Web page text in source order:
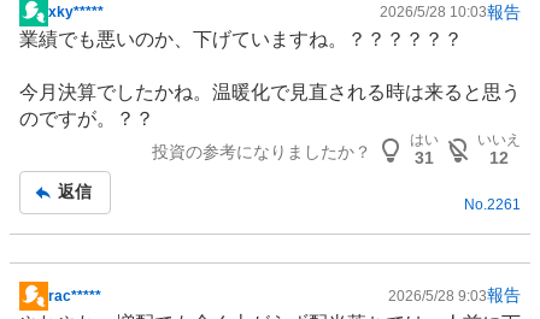
掲
示
記
事
xky***** 2026/5/28 10:03報告
業績でも悪いのか、下げていますね。？？？？？？
今月決算でしたかね。温暖化で見直される時は来ると思う
のですが。？？
投資の参考になりましたか？
はい
31
いいえ
12
返信
No. 2261
掲
rac***** 2026/5/28 9:03報告